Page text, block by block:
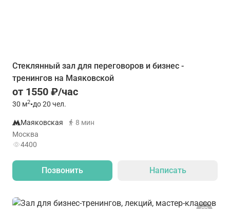
Стеклянный зал для переговоров и бизнес -
тренингов на Маяковской
от 1550 ₽/час
30 м2•до 20 чел.
Маяковская
8 мин
Москва
4400
Позвонить Написать